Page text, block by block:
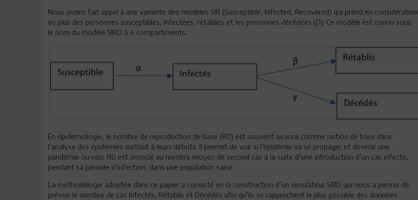
Nous avons fait appel à une variante des modèles SIR (Susceptible, Infected, Recovered) qui prend en considération
en plus des personnes susceptibles, infectées, rétablies et les personnes décédées (D). Ce modèle est connu sous
le nom du modèle SIRD à 4 compartiments.
En épidémiologie, le nombre de reproduction de base (R0) est souvent avancé comme notion de base dans
l’analyse des épidémies surtout à leurs débuts. Il permet de voir si l’épidémie va se propager et devenir une
pandémie ou non. R0 est associé au nombre moyen de second cas à la suite d’une introduction d’un cas infecté,
pendant sa période d’infection, dans une population saine.
La méthodologie adoptée dans ce papier a consisté en la construction d’un simulateur SIRD qui nous a permis de
prévoir le nombre de cas Infectés, Rétablis et Décédés afin qu’ils se rapprochent le plus possible des données